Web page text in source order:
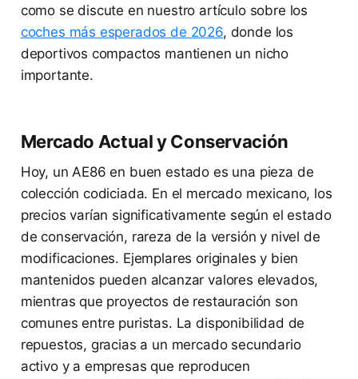
como se discute en nuestro artículo sobre los
coches más esperados de 2026, donde los
deportivos compactos mantienen un nicho
importante.
Mercado Actual y Conservación
Hoy, un AE86 en buen estado es una pieza de
colección codiciada. En el mercado mexicano, los
precios varían significativamente según el estado
de conservación, rareza de la versión y nivel de
modificaciones. Ejemplares originales y bien
mantenidos pueden alcanzar valores elevados,
mientras que proyectos de restauración son
comunes entre puristas. La disponibilidad de
repuestos, gracias a un mercado secundario
activo y a empresas que reproducen